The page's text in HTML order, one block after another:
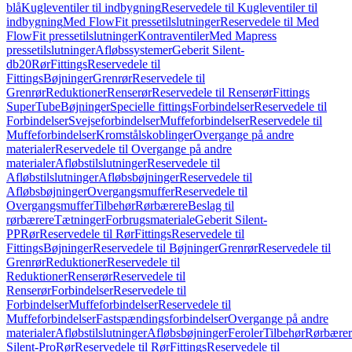
blåKugleventiler til indbygningReservedele til Kugleventiler til
indbygningMed FlowFit pressetilslutningerReservedele til Med
FlowFit pressetilslutningerKontraventilerMed Mapress
pressetilslutningerAfløbssystemerGeberit Silent-
db20RørFittingsReservedele til
FittingsBøjningerGrenrørReservedele til
GrenrørReduktionerRenserørReservedele til RenserørFittings
SuperTubeBøjningerSpecielle fittingsForbindelserReservedele til
ForbindelserSvejseforbindelserMuffeforbindelserReservedele til
MuffeforbindelserKromstålskoblingerOvergange på andre
materialerReservedele til Overgange på andre
materialerAfløbstilslutningerReservedele til
AfløbstilslutningerAfløbsbøjningerReservedele til
AfløbsbøjningerOvergangsmufferReservedele til
OvergangsmufferTilbehørRørbærereBeslag til
rørbærereTætningerForbrugsmaterialeGeberit Silent-
PPRørReservedele til RørFittingsReservedele til
FittingsBøjningerReservedele til BøjningerGrenrørReservedele til
GrenrørReduktionerReservedele til
ReduktionerRenserørReservedele til
RenserørForbindelserReservedele til
ForbindelserMuffeforbindelserReservedele til
MuffeforbindelserFastspændingsforbindelserOvergange på andre
materialerAfløbstilslutningerAfløbsbøjningerFerolerTilbehør
Silent-ProRørReservedele til RørFittingsReservedele til